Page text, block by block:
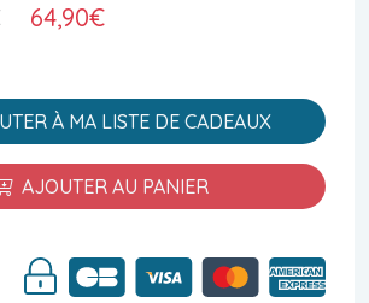
64,90€
À MA LISTE DE CADEAUX
AJOUTER AU PANIER